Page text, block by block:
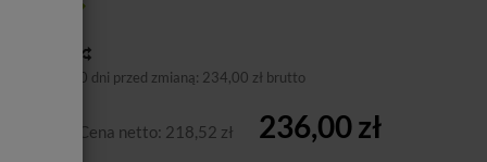
cena 30 dni przed zmianą: 234,00 zł brutto
Cena netto: 218,52 zł 236,00 zł